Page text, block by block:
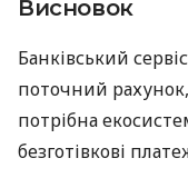
Висновок
Банківський
поточний
потрібна
безготівкові